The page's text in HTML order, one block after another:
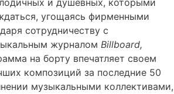
и душевных, которыми
угощаясь фирменными
сотрудничеству с
журналом Billboard,
на борту впечатляет своем
композиций за последние 50
музыкальными коллективами,